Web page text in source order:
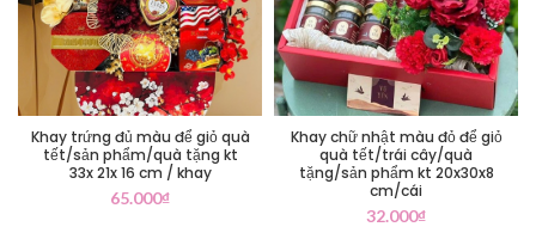
Khay trứng đủ màu để giỏ quà
tết/sản phẩm/quà tặng kt
33x 21x 16 cm / khay
65.000₫
Khay chữ nhật màu đỏ để giỏ
quà tết/trái cây/quà
tặng/sản phẩm kt 20x30x8
cm/cái
32.000₫